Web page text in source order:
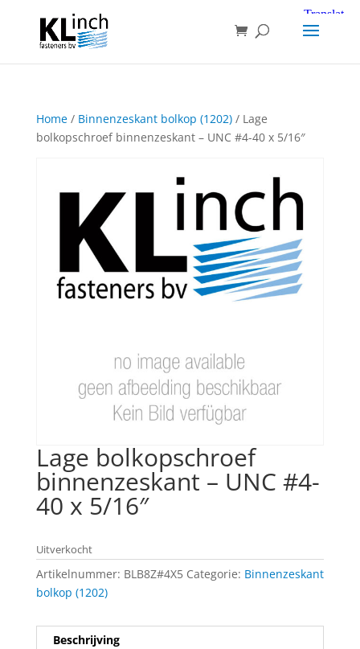
Home/ Binnenzeskant bolkop (1202)/ Lage
bolkopschroef binnenzeskant – UNC #4-40 x 5/16″
Lage bolkopschroef
binnenzeskant – UNC #4-
40 x 5/16″
Uitverkocht
Artikelnummer: BLB8Z#4X5 Categorie: Binnenzeskant
bolkop (1202)
Beschrijving